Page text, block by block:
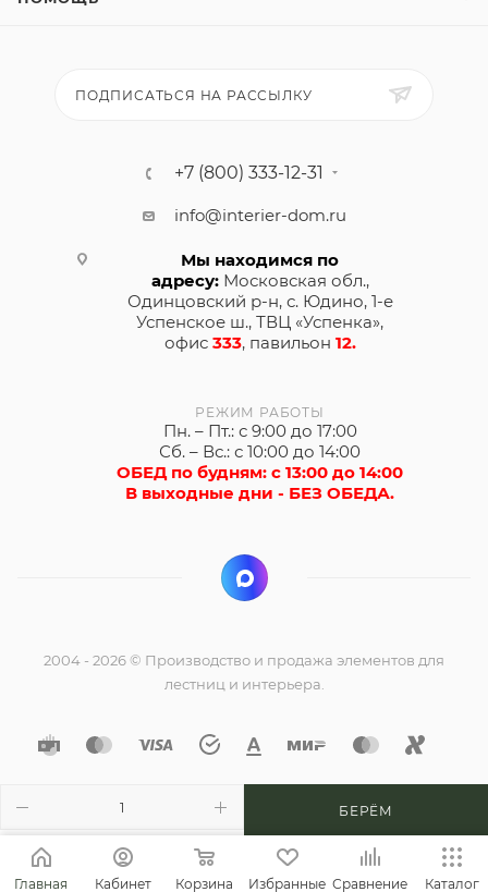
БЕРЁМ
ПОДПИСАТЬСЯ НА РАССЫЛКУ
+7 (800) 333-12-31
info@interier-dom.ru
Мы находимся по
адресу:Московская обл.,
Одинцовский р-н, с. Юдино, 1-е
Успенское ш., ТВЦ «Успенка»,
офис 333, павильон 12.
РЕЖИМ РАБОТЫ
Пн. – Пт.: с 9:00 до 17:00
Сб. – Вс.: с 10:00 до 14:00
ОБЕД по будням: с 13:00 до 14:00
В выходные дни - БЕЗ ОБЕДА.
2004 - 2026 © Производство и продажа элементов для
лестниц и интерьера.
Главная Кабинет Корзина Избранные Сравнение Каталог